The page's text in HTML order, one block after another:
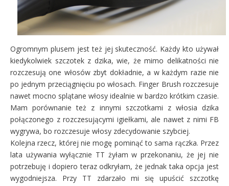
Ogromnym plusem jest też jej skuteczność. Każdy kto używał
kiedykolwiek szczotek z dzika, wie, że mimo delikatności nie
rozczesują one włosów zbyt dokładnie, a w każdym razie nie
po jednym przeciągnięciu po włosach. Finger Brush rozczesuje
nawet mocno splątane włosy idealnie w bardzo krótkim czasie.
Mam porównanie też z innymi szczotkami z włosia dzika
połączonego z rozczesującymi igiełkami, ale nawet z nimi FB
wygrywa, bo rozczesuje włosy zdecydowanie szybciej.
Kolejna rzecz, której nie mogę pominąć to sama rączka. Przez
lata używania wyłącznie TT żyłam w przekonaniu, że jej nie
potrzebuję i dopiero teraz odkryłam, że jednak taka opcja jest
wygodniejsza. Przy TT zdarzało mi się upuścić szczotkę